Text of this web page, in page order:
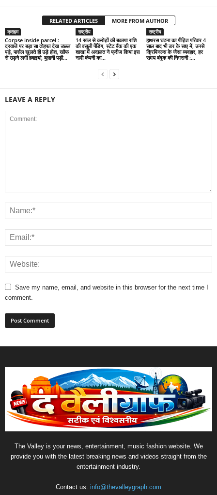
RELATED ARTICLES MORE FROM AUTHOR
क्राइम
Corpse inside parcel :
दरवाजे पर बड़ा सा तोहफा देख उछल
पड़े, पार्सल खुलते ही उड़े होश, खौफ
से उड़ने लगी हवाइयां, बुलानी पड़ी...
राष्ट्रीय
14 साल से करोड़ों की बकाया राशि
की वसूली पेंडिंग, स्टेट बैंक की एक
शाखा में अदालत ने फ्रीज किया इस
नामी कंपनी का...
राष्ट्रीय
हाथरस घटना का पीड़ित परिवार 4
साल बाद भी डर के साए में, उनसे
क्रिमिनल्स के जैसा व्यवहार, हर
समय बंदूक की निगरानी :...
LEAVE A REPLY
Save my name, email, and website in this browser for the next time I
comment.
The Valley is your news, entertainment, music fashion website. We
provide you with the latest breaking news and videos straight from the
entertainment industry.
Contact us: info@thevalleygraph.com